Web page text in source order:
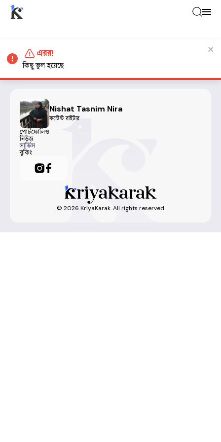
Nishat Tasnim Nira
কন্টেন্ট রাইটার
পোর্টফোলিও
নিউজ
সার্ভিস
বুকিং
© 2026 KriyaKarak. All rights reserved
এরর!
কিছু ভুল হয়েছে